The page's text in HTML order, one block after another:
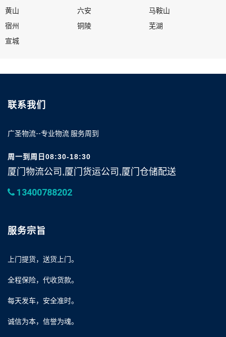
黄山
六安
马鞍山
宿州
铜陵
芜湖
宣城
联系我们
广圣物流--专业物流 服务周到
周一到周日08:30-18:30
厦门物流公司,厦门货运公司,厦门仓储配送
13400788202
服务宗旨
上门提货，送货上门。
全程保险，代收货款。
每天发车，安全准时。
诚信为本，信誉为魂。